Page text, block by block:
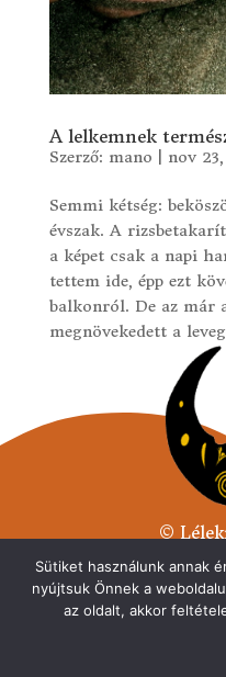
A lelkemnek
Szerző: mano nov
Semmi kétség:
évszak. A
a képet csak a napi
tettem ide, épp ezt
balkonról. De az már
megnövekedett a
©
Minden
Sütiket használunk annak
nyújtsuk Önnek a
az oldalt, akkor